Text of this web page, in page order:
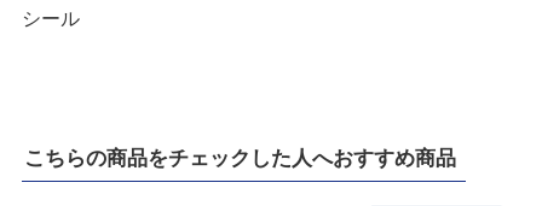
シール
こちらの商品をチェックした人へおすすめ商品